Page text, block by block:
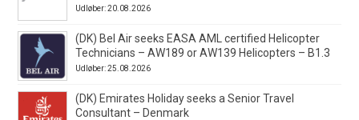
Udløber: 20.08.2026
(DK) Bel Air seeks EASA AML certified Helicopter
Technicians – AW189 or AW139 Helicopters – B1.3
Udløber: 25.08.2026
(DK) Emirates Holiday seeks a Senior Travel
Consultant – Denmark